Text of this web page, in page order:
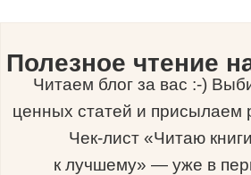
Полезное чтение
Читаем блог за вас :-)
ценных статей и присылаем
Чек-лист «Читаю
к лучшему» — уже в